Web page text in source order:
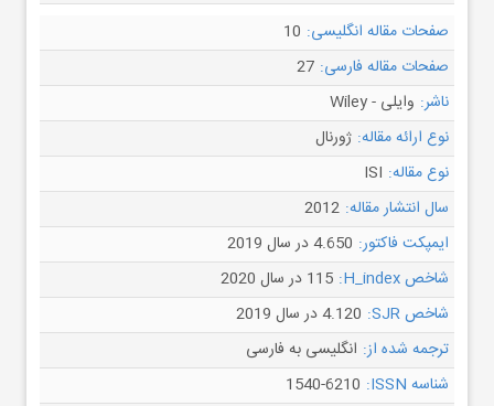
صفحات مقاله انگلیسی: 10
صفحات مقاله فارسی: 27
ناشر: وایلی - Wiley
نوع ارائه مقاله: ژورنال
نوع مقاله: ISI
سال انتشار مقاله: 2012
ایمپکت فاکتور: 4.650 در سال 2019
شاخص H_index:
115 در سال 2020
شاخص SJR:
4.120 در سال 2019
ترجمه شده از: انگلیسی به فارسی
شناسه ISSN:
1540-6210